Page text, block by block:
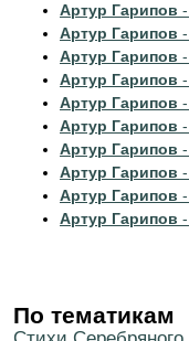
Артур Гарипов
Артур Гарипов
Артур Гарипов
Артур Гарипов
Артур Гарипов
Артур Гарипов
Артур Гарипов
Артур Гарипов
Артур Гарипов
Артур Гарипов
По тематикам